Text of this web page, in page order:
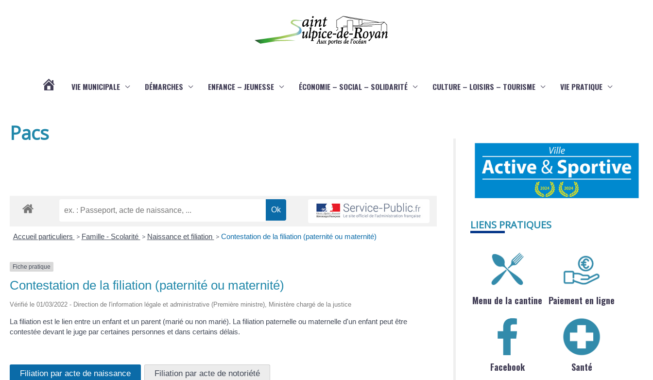
VIE MUNICIPALE DÉMARCHES ENFANCE – JEUNESSE ÉCONOMIE – SOCIAL – SOLIDARITÉ CULTURE – LOISIRS – TOURISME VIE PRATIQUE
Pacs
Accueil particuliers > Famille - Scolarité > Naissance et filiation > Contestation de la filiation (paternité ou maternité)
Fiche pratique
Contestation de la filiation (paternité ou maternité)
Vérifié le 01/03/2022 - Direction de l'information légale et administrative (Première ministre), Ministère chargé de la justice
La filiation est le lien entre un enfant et un parent (marié ou non marié). La filiation paternelle ou maternelle d'un enfant peut être
contestée devant le juge par certaines personnes et dans certains délais.
Filiation par acte de naissance Filiation par acte de notoriété
LIENS PRATIQUES
Menu de la cantine Paiement en ligne
Facebook Santé